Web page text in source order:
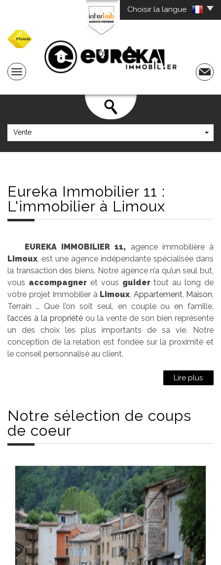
Choisir la langue
Vente
Eureka Immobilier 11 :
L'immobilier à Limoux
EUREKA IMMOBILIER 11, agence immobilière à
Limoux, est une agence indépendante spécialisée dans
la transaction des biens. Notre agence n’a qu’un seul but,
vous accompagneret vous guidertout au long de
votre projet Immobilier à Limoux, Appartement, Maison,
Terrain … Que l’on soit seul, en couple ou en famille,
l’accès à la propriété ou la vente de son bien représente
un des choix les plus importants de sa vie. Notre
conception de la relation est fondée sur la proximité et
le conseil personnalisé au client.
Lire plus
Notre sélection de coups
de coeur